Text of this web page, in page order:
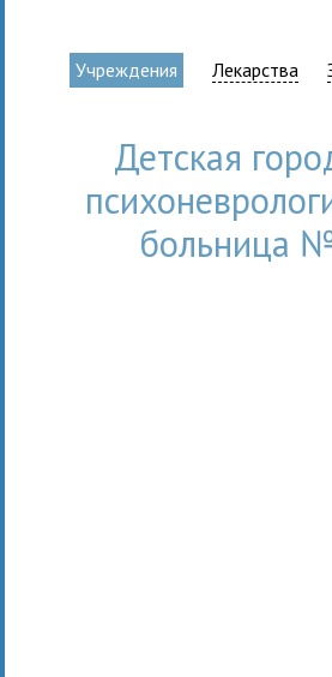
Учреждения Лекарства
Детская
больница